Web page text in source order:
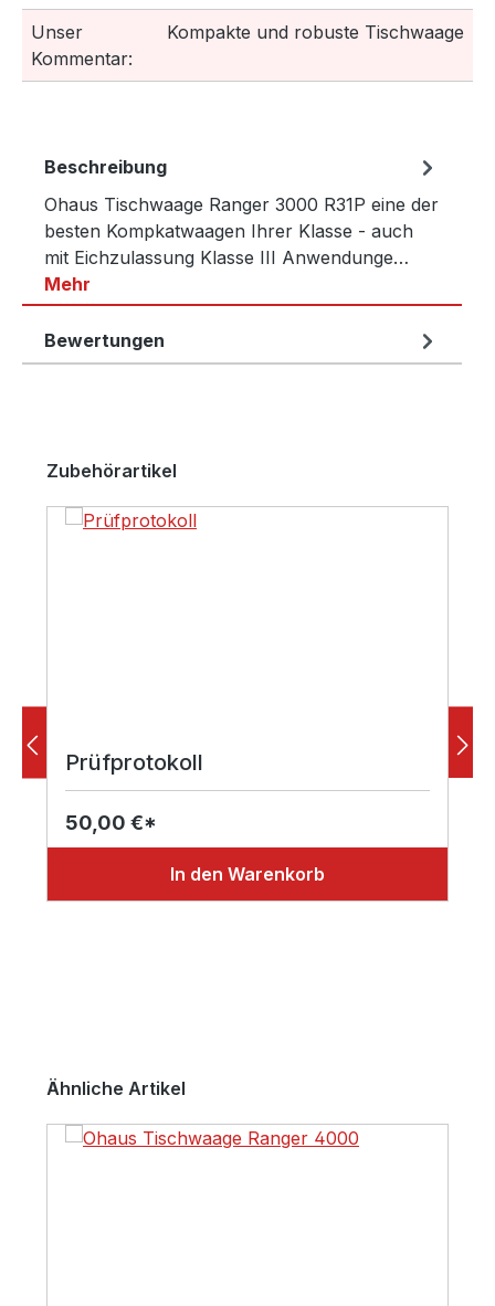
Unser
Kommentar:
Kompakte und robuste Tischwaage
Beschreibung
Ohaus Tischwaage Ranger 3000 R31P eine der
besten Kompkatwaagen Ihrer Klasse - auch
mit Eichzulassung Klasse III Anwendunge…
Mehr
Bewertungen
Produktgalerie überspringen
Zubehörartikel
Prüfprotokoll
50,00 €*
In den Warenkorb
Produktgalerie überspringen
Ähnliche Artikel